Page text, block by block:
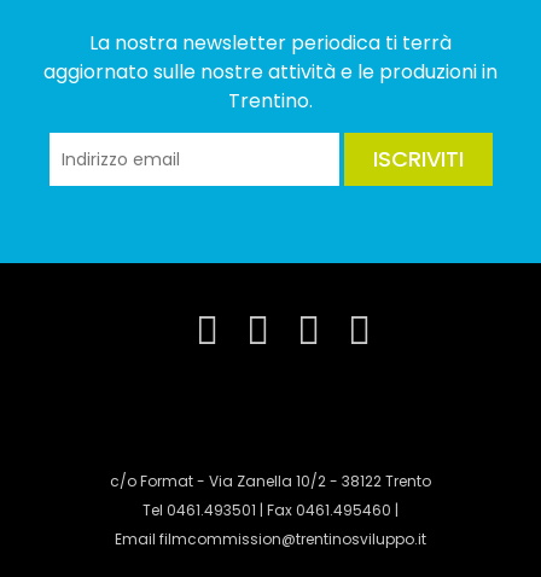
La nostra newsletter periodica ti terrà
aggiornato sulle nostre attività e le produzioni in
Trentino.
ISCRIVITI
c/o Format - Via Zanella 10/2 - 38122 Trento
Tel 0461.493501 | Fax 0461.495460 |
Email filmcommission@trentinosviluppo.it